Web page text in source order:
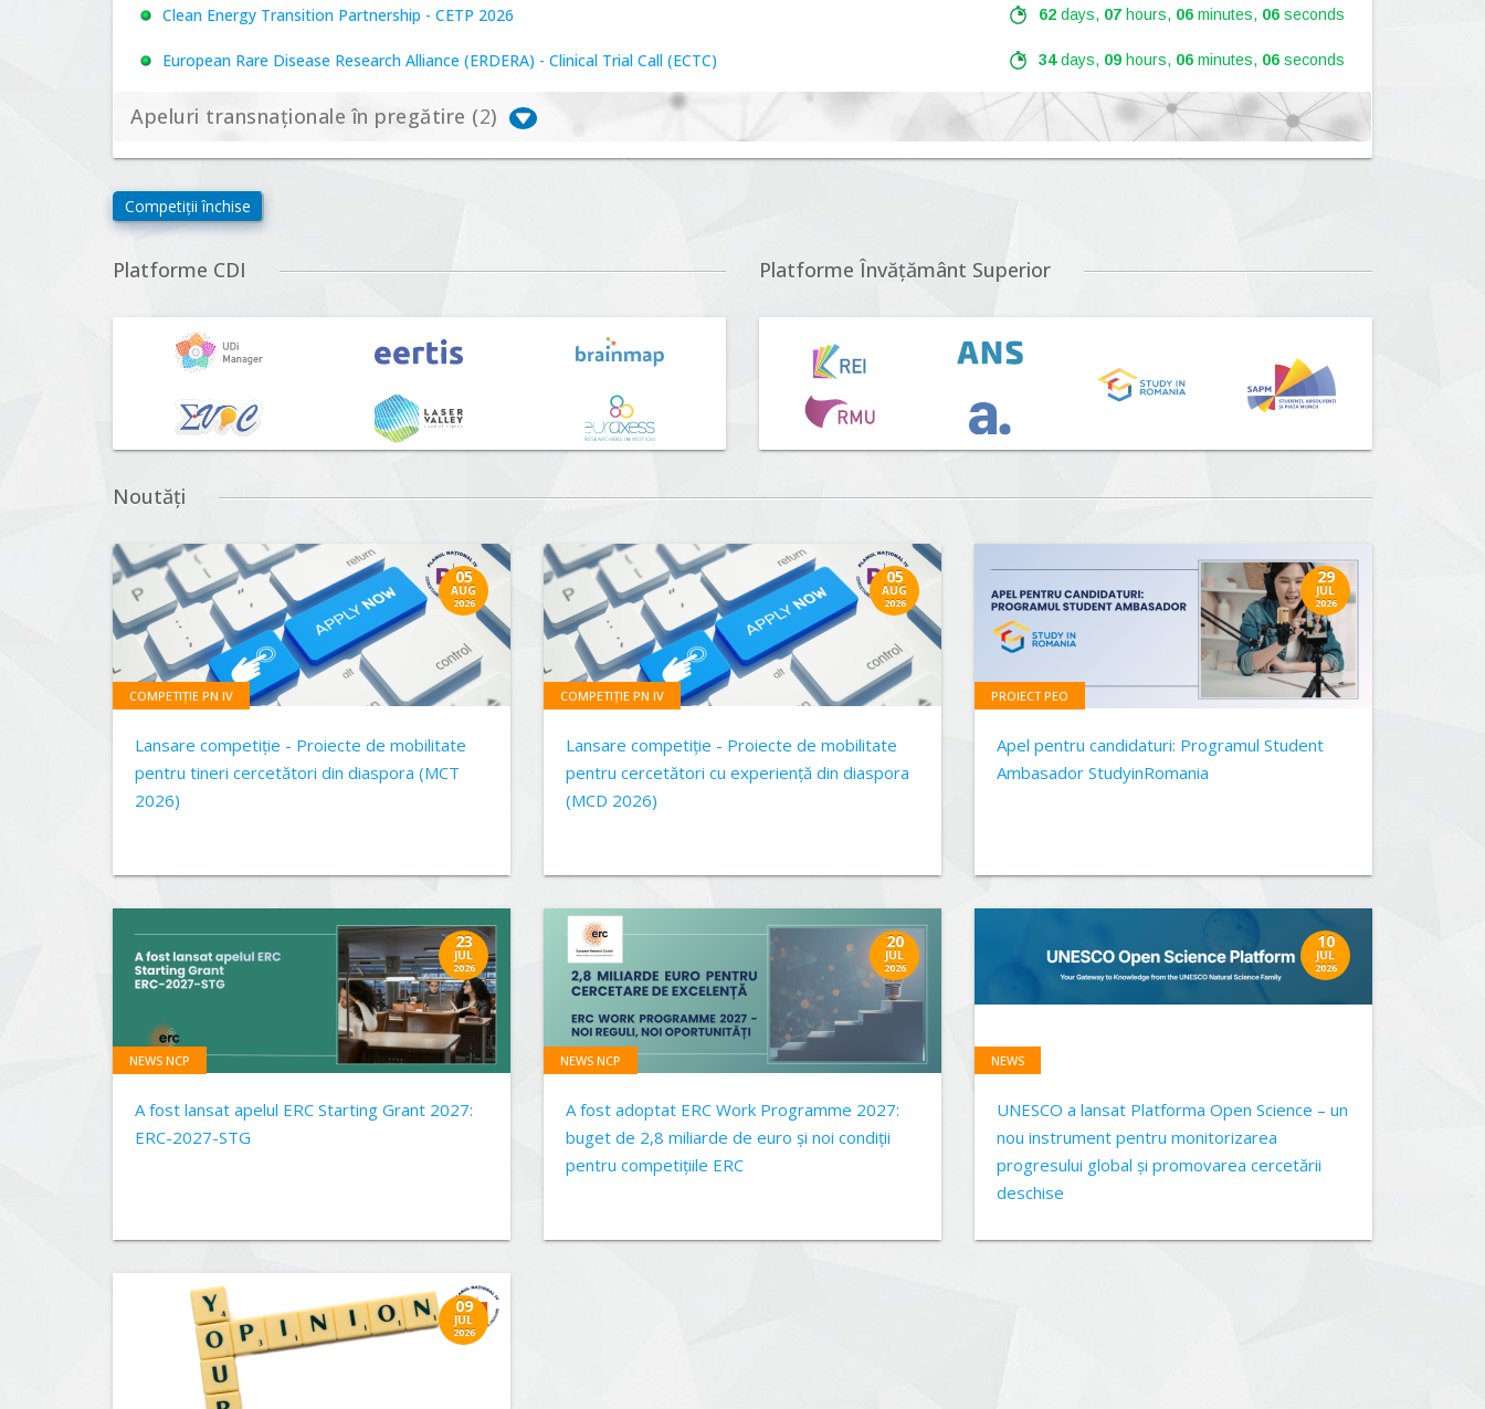
Clean Energy Transition Partnership - CETP 2026 62days, 07hours, 06minutes, 05seconds
European Rare Disease Research Alliance (ERDERA) - Clinical Trial Call (ECTC) 34days, 09hours, 06minutes, 05seconds
Apeluri transnaționale în pregătire (2)
viitoare", Competiția 2026
Driving Urban Transitions Partnership Call for proposals n°5 (DUT-2026)
Competiții închise
Platforme CDI Platforme Învățământ Superior
Noutăți
05
AUG
2026
COMPETIȚIE PN IV
Lansare competiție - Proiecte de mobilitate
pentru tineri cercetători din diaspora (MCT
2026)
05
AUG
2026
COMPETIȚIE PN IV
Lansare competiție - Proiecte de mobilitate
pentru cercetători cu experiență din diaspora
(MCD 2026)
29
JUL
2026
PROIECT PEO
Apel pentru candidaturi: Programul Student
Ambasador StudyinRomania
23
JUL
2026
NEWS NCP
A fost lansat apelul ERC Starting Grant 2027:
ERC-2027-STG
20
JUL
2026
NEWS NCP
A fost adoptat ERC Work Programme 2027:
buget de 2,8 miliarde de euro și noi condiții
pentru competițiile ERC
10
JUL
2026
NEWS
UNESCO a lansat Platforma Open Science – un
nou instrument pentru monitorizarea
progresului global și promovarea cercetării
deschise
09
JUL
2026